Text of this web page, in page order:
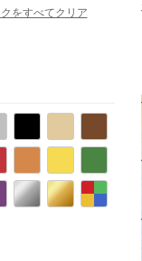
をすべてクリア
グリー
パープル シルバー ゴールド